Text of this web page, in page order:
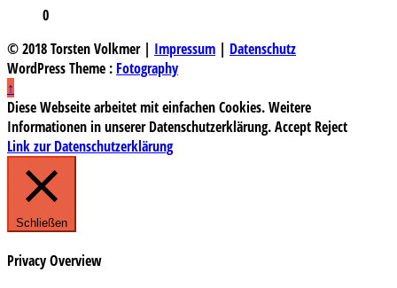
0
© 2018 Torsten Volkmer | Impressum | Datenschutz
WordPress Theme : Fotography
↑
Diese Webseite arbeitet mit einfachen Cookies. Weitere
Informationen in unserer Datenschutzerklärung.Accept Reject
Link zur Datenschutzerklärung
Schließen
Privacy Overview